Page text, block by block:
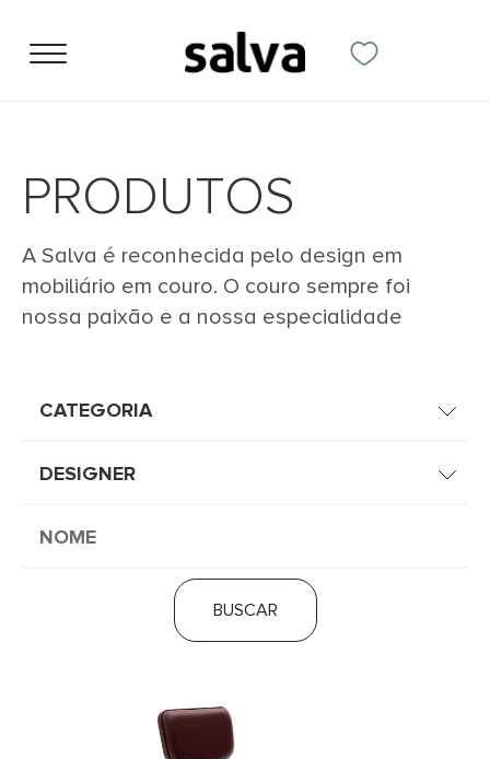
PRODUTOS
A Salva é reconhecida pelo design em
mobiliário em couro. O couro sempre foi
nossa paixão e a nossa especialidade
BUSCAR